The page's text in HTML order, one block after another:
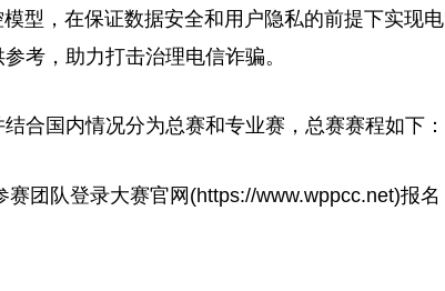
型，在保证数据安全和用户隐私的前提下实现电
考，助力打击治理电信诈骗。
合国内情况分为总赛和专业赛，总赛赛程如下：
团队登录大赛官网(https://www.wppcc.net)报名